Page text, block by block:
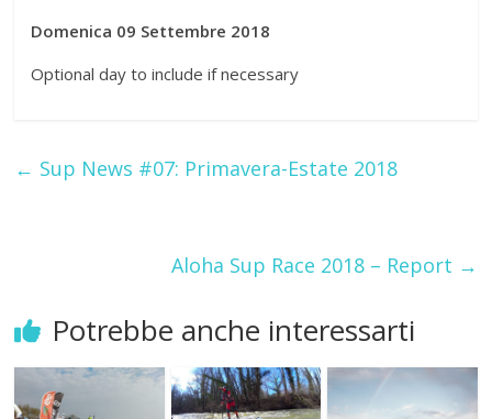
Domenica 09 Settembre 2018
Optional day to include if necessary
← Sup News #07: Primavera-Estate 2018
Aloha Sup Race 2018 – Report →
Potrebbe anche interessarti